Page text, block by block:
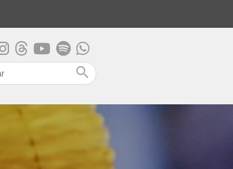
search